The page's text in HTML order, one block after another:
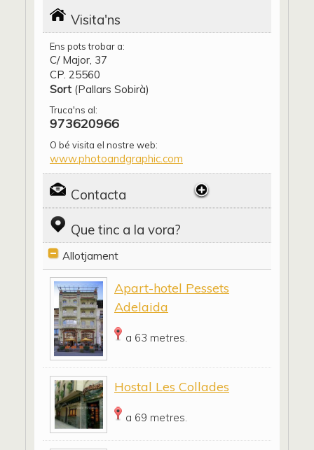
Visita'ns
Ens pots trobar a:
C/ Major, 37
CP. 25560
Sort (Pallars Sobirà)
Truca'ns al:
973620966
O bé visita el nostre web:
www.photoandgraphic.com
Contacta
Que tinc a la vora?
Allotjament
Apart-hotel Pessets
Adelaida
a 63 metres.
Hostal Les Collades
a 69 metres.